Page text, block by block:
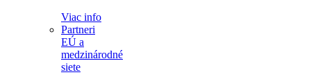
Viac info
Partneri
EÚ a
medzinárodné
siete